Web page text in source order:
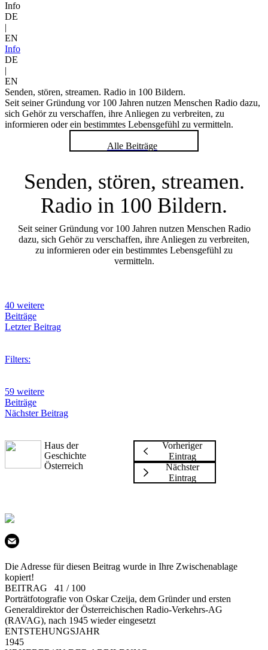
Info
DE
|
EN
Info
DE
|
EN
Senden, stören, streamen. Radio in 100 Bildern.
Seit seiner Gründung vor 100 Jahren nutzen Menschen Radio dazu,
sich Gehör zu verschaffen, ihre Anliegen zu verbreiten, zu
informieren oder ein bestimmtes Lebensgefühl zu vermitteln.
Alle Beiträge
Senden, stören, streamen.
Radio in 100 Bildern.
Seit seiner Gründung vor 100 Jahren nutzen Menschen Radio
dazu, sich Gehör zu verschaffen, ihre Anliegen zu verbreiten,
zu informieren oder ein bestimmtes Lebensgefühl zu
vermitteln.
40 weitere
Beiträge
Letzter Beitrag
Filters:
59 weitere
Beiträge
Nächster Beitrag
Haus der
Geschichte
Österreich
Vorheriger
Eintrag
Nächster
Eintrag
Die Adresse für diesen Beitrag wurde in Ihre Zwischenablage
kopiert!
BEITRAG 41 / 100
Porträtfotografie von Oskar Czeija, dem Gründer und ersten
Generaldirektor der Österreichischen Radio-Verkehrs-AG
(RAVAG), nach 1945 wieder eingesetzt
ENTSTEHUNGSJAHR
1945